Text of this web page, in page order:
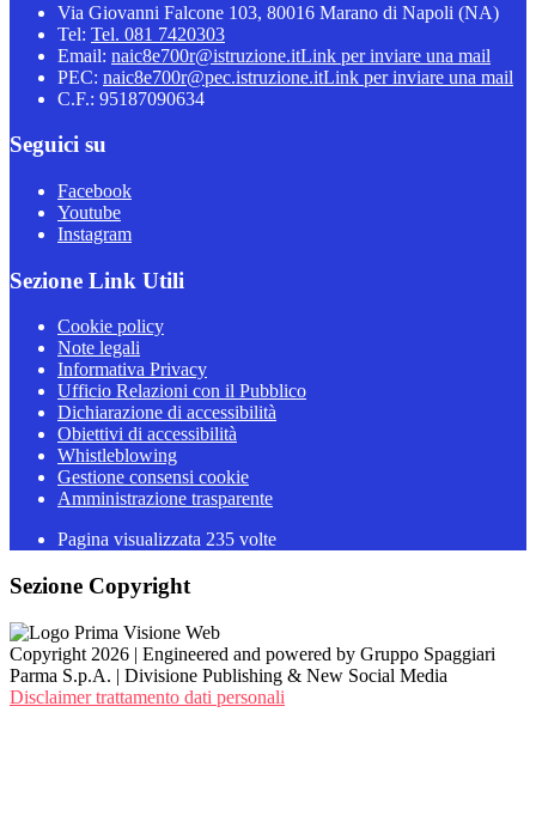
Via Giovanni Falcone 103, 80016 Marano di Napoli (NA)
Tel: Tel. 081 7420303
Email: naic8e700r@istruzione.itLink per inviare una mail
PEC: naic8e700r@pec.istruzione.itLink per inviare una mail
C.F.: 95187090634
Seguici su
Facebook
Youtube
Instagram
Sezione Link Utili
Cookie policy
Note legali
Informativa Privacy
Ufficio Relazioni con il Pubblico
Dichiarazione di accessibilità
Obiettivi di accessibilità
Whistleblowing
Gestione consensi cookie
Amministrazione trasparente
Pagina visualizzata 235 volte
Sezione Copyright
Copyright 2026 | Engineered and powered by Gruppo Spaggiari
Parma S.p.A. | Divisione Publishing & New Social Media
Disclaimer trattamento dati personali